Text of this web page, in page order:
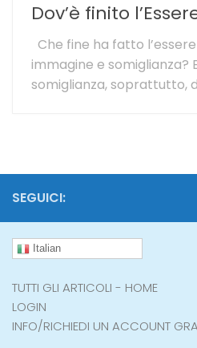
Dov’è finito
Che fine ha fatto
immagine e somiglianza?
somiglianza, soprattutto,
SEGUICI:
Italian
TUTTI GLI ARTICOLI - HOME
LOGIN
INFO/RICHIEDI UN ACCOUNT